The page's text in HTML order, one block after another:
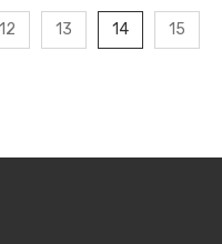
12 13 14 15